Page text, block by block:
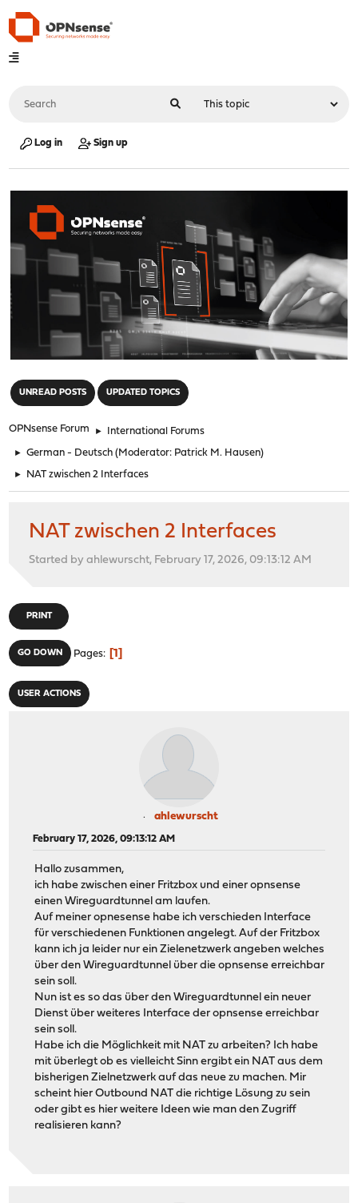
Log in Sign up
UNREAD POSTS UPDATED TOPICS
OPNsense Forum ► International Forums
► German - Deutsch (Moderator: Patrick M. Hausen)
► NAT zwischen 2 Interfaces
NAT zwischen 2 Interfaces
Started by ahlewurscht, February 17, 2026, 09:13:12 AM
PRINT
GO DOWN Pages 1
USER ACTIONS
ahlewurscht
February 17, 2026, 09:13:12 AM
Hallo zusammen,
ich habe zwischen einer Fritzbox und einer opnsense
einen Wireguardtunnel am laufen.
Auf meiner opnesense habe ich verschieden Interface
für verschiedenen Funktionen angelegt. Auf der Fritzbox
kann ich ja leider nur ein Zielenetzwerk angeben welches
über den Wireguardtunnel über die opnsense erreichbar
sein soll.
Nun ist es so das über den Wireguardtunnel ein neuer
Dienst über weiteres Interface der opnsense erreichbar
sein soll.
Habe ich die Möglichkeit mit NAT zu arbeiten? Ich habe
mit überlegt ob es vielleicht Sinn ergibt ein NAT aus dem
bisherigen Zielnetzwerk auf das neue zu machen. Mir
scheint hier Outbound NAT die richtige Lösung zu sein
oder gibt es hier weitere Ideen wie man den Zugriff
realisieren kann?